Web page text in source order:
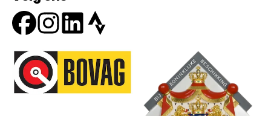
Onze partners